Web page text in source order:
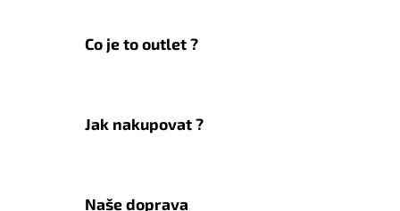
Co je to outlet ?
Jak nakupovat ?
Naše doprava